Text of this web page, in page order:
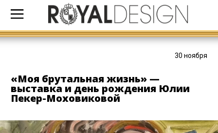
30 ноября
«Моя брутальная жизнь» —
выставка и день рождения Юлии
Пекер-Моховиковой